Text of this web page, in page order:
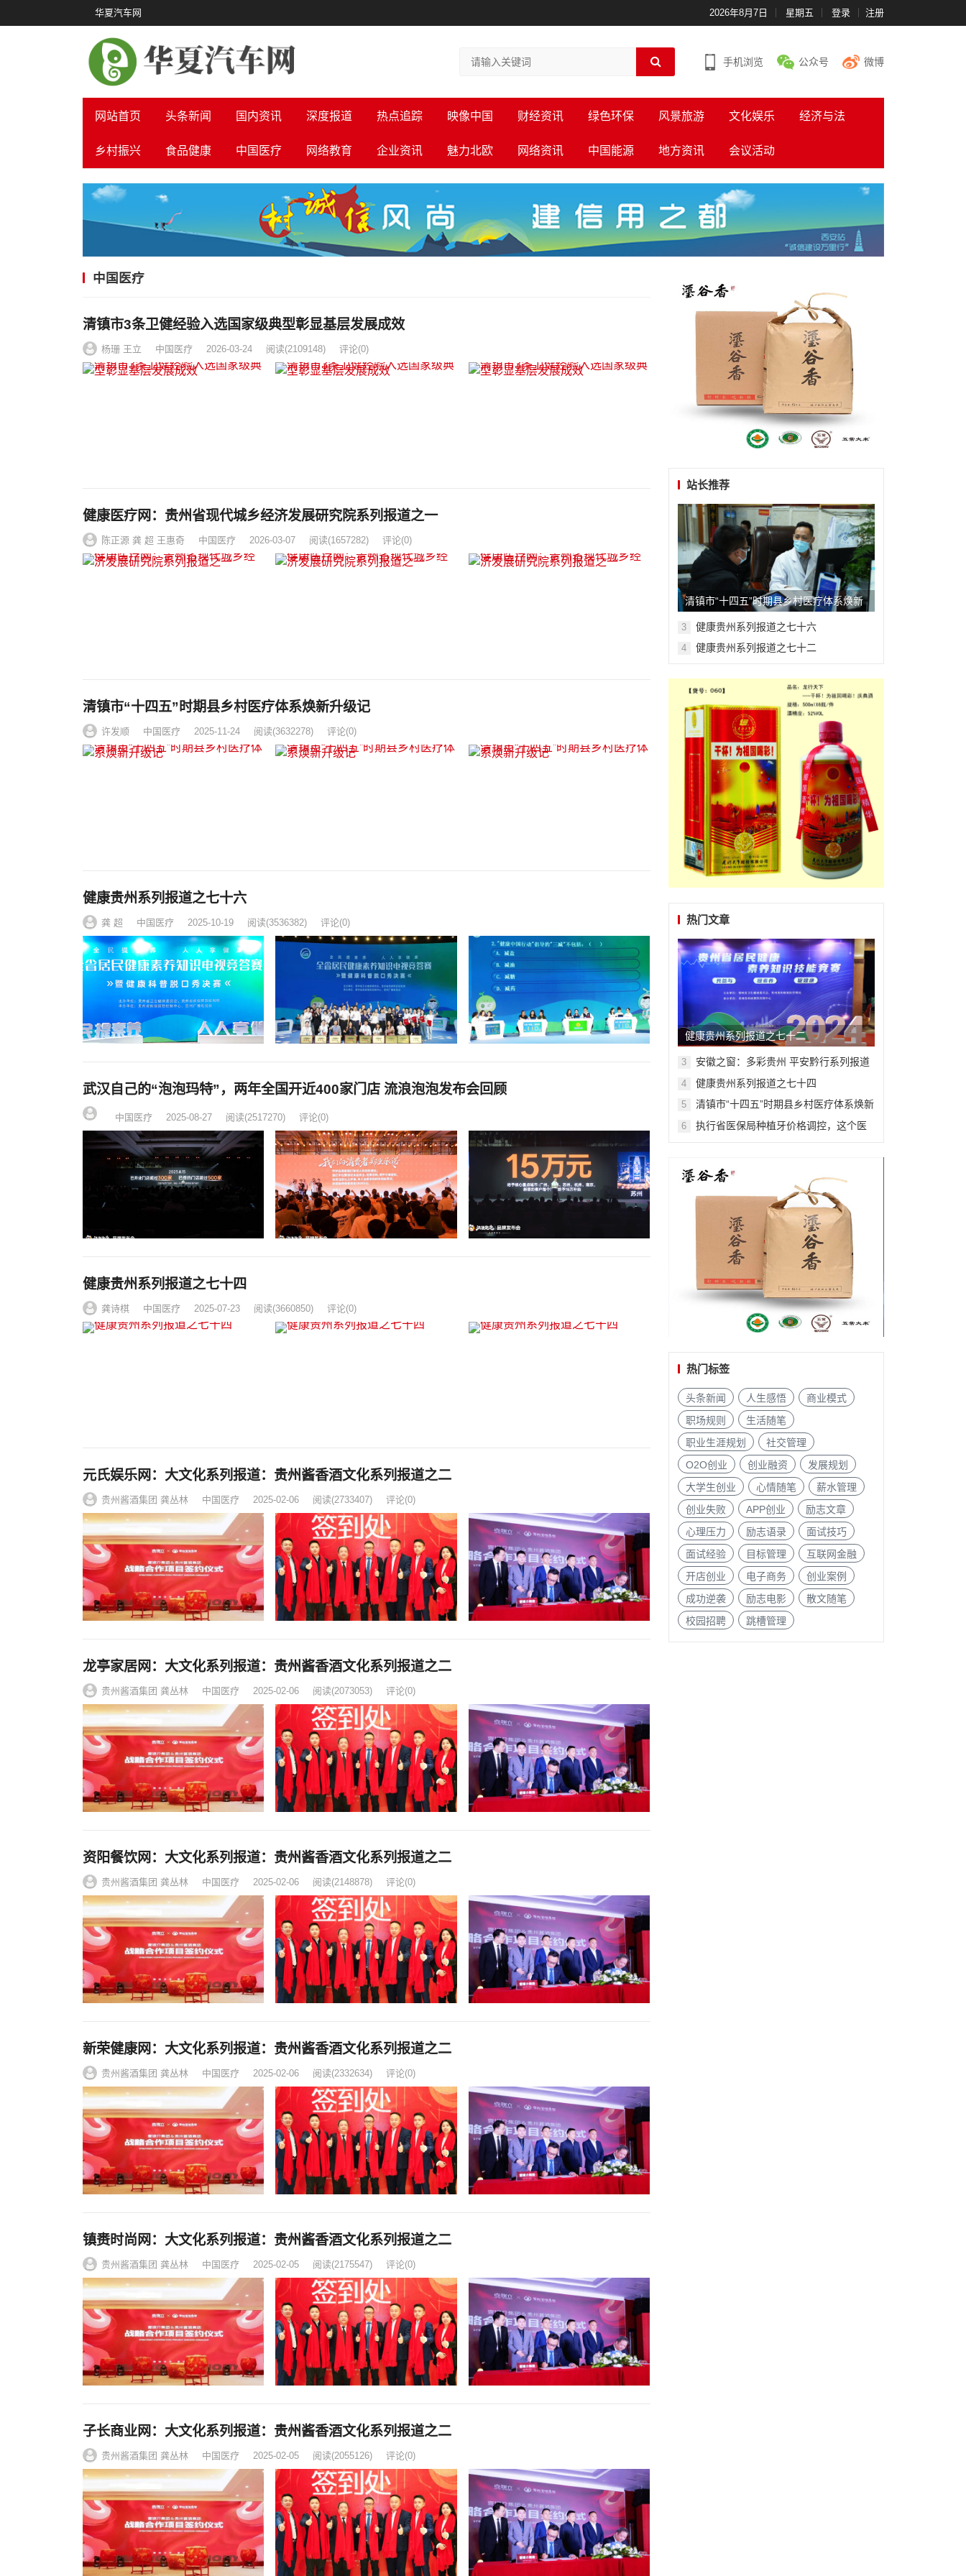
华夏汽车网 2026年8月7日 星期五 登录 注册
手机浏览 公众号 微博
网站首页 头条新闻 国内资讯 深度报道 热点追踪 映像中国 财经资讯 绿色环保 风景旅游 文化娱乐 经济与法
乡村振兴 食品健康 中国医疗 网络教育 企业资讯 魅力北欧 网络资讯 中国能源 地方资讯 会议活动
中国医疗
清镇市3条卫健经验入选国家级典型彰显基层发展成效
杨珊 王立 中国医疗 2026-03-24 阅读(2109148) 评论(0)
健康医疗网：贵州省现代城乡经济发展研究院系列报道之一
陈正源 龚 超 王惠奇 中国医疗 2026-03-07 阅读(1657282) 评论(0)
清镇市“十四五”时期县乡村医疗体系焕新升级记
许发顺 中国医疗 2025-11-24 阅读(3632278) 评论(0)
健康贵州系列报道之七十六
龚 超 中国医疗 2025-10-19 阅读(3536382) 评论(0)
武汉自己的“泡泡玛特”，两年全国开近400家门店 流浪泡泡发布会回顾
中国医疗 2025-08-27 阅读(2517270) 评论(0)
健康贵州系列报道之七十四
龚诗棋 中国医疗 2025-07-23 阅读(3660850) 评论(0)
元氏娱乐网：大文化系列报道：贵州酱香酒文化系列报道之二
贵州酱酒集团 龚丛林 中国医疗 2025-02-06 阅读(2733407) 评论(0)
龙亭家居网：大文化系列报道：贵州酱香酒文化系列报道之二
贵州酱酒集团 龚丛林 中国医疗 2025-02-06 阅读(2073053) 评论(0)
资阳餐饮网：大文化系列报道：贵州酱香酒文化系列报道之二
贵州酱酒集团 龚丛林 中国医疗 2025-02-06 阅读(2148878) 评论(0)
新荣健康网：大文化系列报道：贵州酱香酒文化系列报道之二
贵州酱酒集团 龚丛林 中国医疗 2025-02-06 阅读(2332634) 评论(0)
镇赉时尚网：大文化系列报道：贵州酱香酒文化系列报道之二
贵州酱酒集团 龚丛林 中国医疗 2025-02-05 阅读(2175547) 评论(0)
子长商业网：大文化系列报道：贵州酱香酒文化系列报道之二
贵州酱酒集团 龚丛林 中国医疗 2025-02-05 阅读(2055126) 评论(0)
站长推荐
清镇市“十四五”时期县乡村医疗体系焕新
升级记
3 健康贵州系列报道之七十六
4 健康贵州系列报道之七十二
热门文章
健康贵州系列报道之七十二
3
安徽之窗：多彩贵州 平安黔行系列报道
4 健康贵州系列报道之七十四
5
清镇市“十四五”时期县乡村医疗体系焕新
6
执行省医保局种植牙价格调控，这个医
热门标签
头条新闻 人生感悟
商业模式
职场规则
生活随笔
职业生涯规划
社交管理
O2O创业
创业融资
发展规划
大学生创业
心情随笔
薪水管理
创业失败
APP创业
励志文章
心理压力
励志语录
面试技巧
面试经验
目标管理
互联网金融
开店创业
电子商务
创业案例
成功逆袭
励志电影
散文随笔
校园招聘
跳槽管理